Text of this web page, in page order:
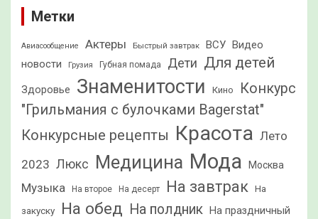
Метки
Авиасообщение Актеры Быстрый завтрак ВСУ Видео
новости
Грузия Губная помада Дети Для детей
Здоровье Знаменитости Кино
Конкурс
"Грильмания с булочками Bagerstat"
Конкурсные рецепты Красота Лето
2023 Люкс Медицина Мода Москва
Музыка На второе На десерт На завтрак На
закуску На обед На полдник На праздничный